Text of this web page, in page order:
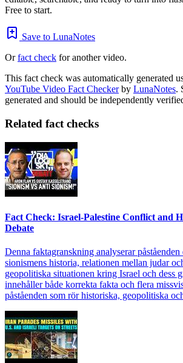
Free to start.
Save to LunaNotes
Orfact check for another video.
This fact check was automatically generated
YouTube Video Fact Checkerby LunaNotes.
generated and should be independently
Related fact checks
Fact Check: Israel-Palestine Conflict and
Debate
Denna faktagranskning analyserar påståenden
sionismens historia, relationen mellan judar
geopolitiska situationen kring Israel och dess
innehåller både korrekta fakta och flera
påståenden som rör historiska, geopolitiska